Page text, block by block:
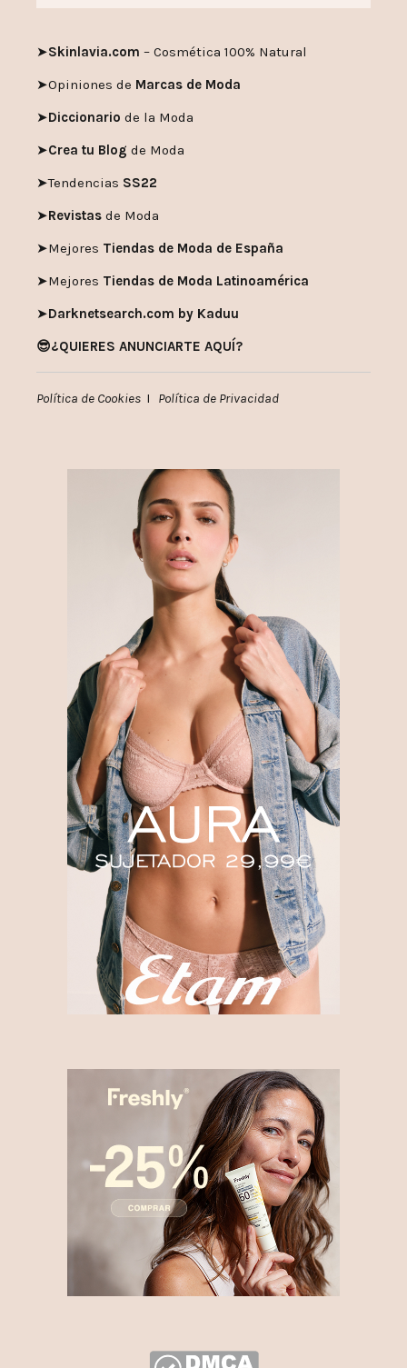
➤Skinlavia.com – Cosmética 100% Natural
➤Opiniones de Marcas de Moda
➤Diccionario de la Moda
➤Crea tu Blog de Moda
➤Tendencias SS22
➤Revistas de Moda
➤Mejores Tiendas de Moda de España
➤Mejores Tiendas de Moda Latinoamérica
➤Darknetsearch.com by Kaduu
😎¿QUIERES ANUNCIARTE AQUÍ?
Política de Cookies I Política de Privacidad